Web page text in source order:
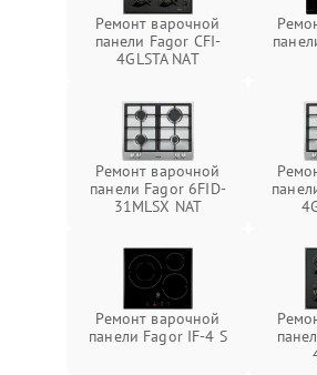
Ремонт варочной
панели Fagor CFI-
4GLSTA NAT
Ремонт варочной
панели Fagor 6FID-
31MLSX NAT
Ремонт варочной
панели Fagor IF-4 S